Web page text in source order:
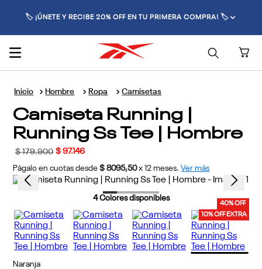
🏷️ ¡ÚNETE Y RECIBE 20% OFF EN TU PRIMERA COMPRA! 🏷️
Hombre Ropa Camisetas
Camiseta Running |
Running Ss Tee | Hombre
$ 179.900 $ 97.146
Págalo en cuotas desde $ 8095,50 x 12 meses. Ver más
40% OFF
10% OFF EXTRA
4Colores disponibles
Naranja